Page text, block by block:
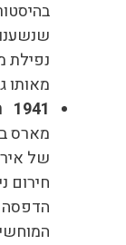
נפילת
מאותו
1941
מארס
של
חירום
הדפסה